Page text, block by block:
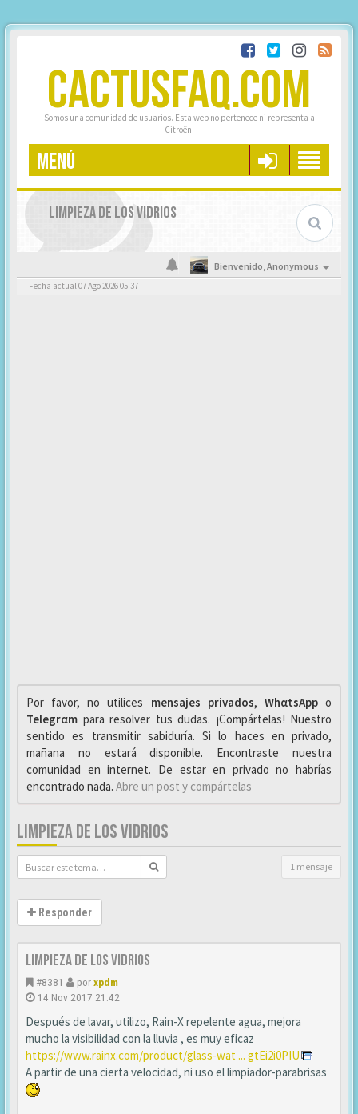
CACTUSFAQ.COM
Somos una comunidad de usuarios. Esta web no pertenece ni representa a
Citroën.
MENÚ
LIMPIEZA DE LOS VIDRIOS
Bienvenido,Anonymous
Fecha actual 07 Ago 2026 05:37
Por favor, no utilices mensajes privados, WhαtsAppo
Telegrαm para resolver tus dudas. ¡Compártelas! Nuestro
sentido es transmitir sabiduría. Si lo haces en privado,
mañana no estará disponible. Encontraste nuestra
comunidad en internet. De estar en privado no habrías
encontrado nada. Abre un post y compártelas
LIMPIEZA DE LOS VIDRIOS
1 mensaje
Responder
Limpieza de los vidrios
#8381 porxpdm
14 Nov 2017 21:42
Después de lavar, utilizo, Rain-X repelente agua, mejora
mucho la visibilidad con la lluvia , es muy eficaz
https://www.rainx.com/product/glass-wat ... gtEi2i0PIU
A partir de una cierta velocidad, ni uso el limpiador-parabrisas